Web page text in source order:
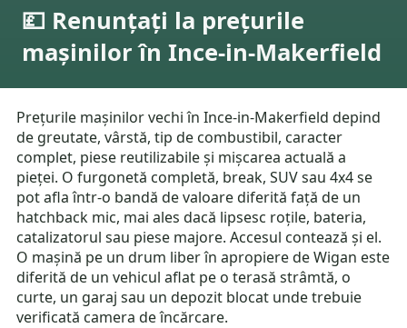
💷 Renunțați la prețurile
mașinilor în Ince-in-Makerfield
Prețurile mașinilor vechi în Ince-in-Makerfield depind
de greutate, vârstă, tip de combustibil, caracter
complet, piese reutilizabile și mișcarea actuală a
pieței. O furgonetă completă, break, SUV sau 4x4 se
pot afla într-o bandă de valoare diferită față de un
hatchback mic, mai ales dacă lipsesc roțile, bateria,
catalizatorul sau piese majore. Accesul contează și el.
O mașină pe un drum liber în apropiere de Wigan este
diferită de un vehicul aflat pe o terasă strâmtă, o
curte, un garaj sau un depozit blocat unde trebuie
verificată camera de încărcare.